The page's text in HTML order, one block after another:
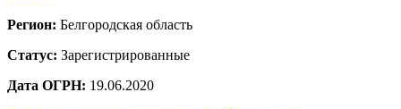
Регион: Белгородская область
Статус: Зарегистрированные
Дата ОГРН: 19.06.2020